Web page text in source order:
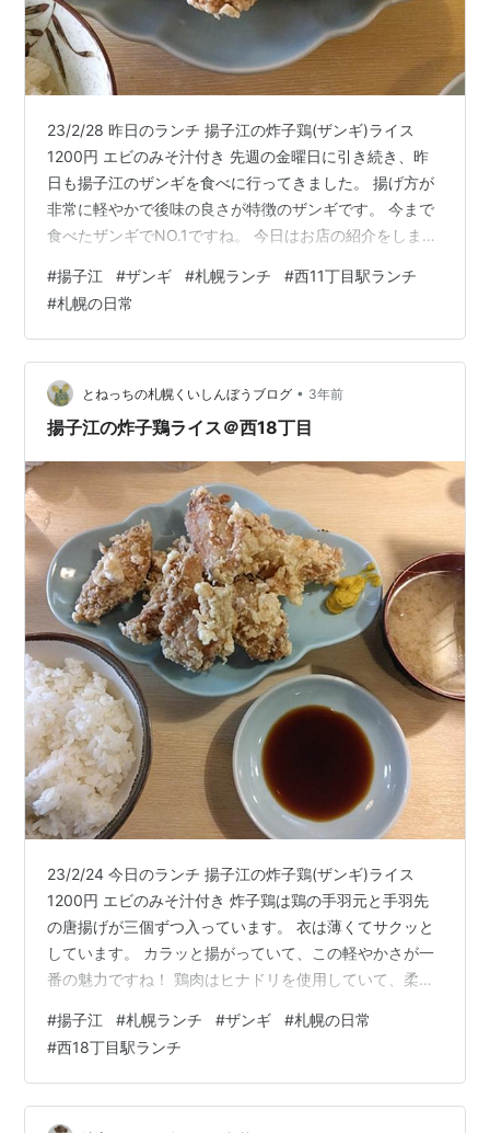
23/2/28 昨日のランチ 揚子江の炸子鶏(ザンギ)ライス
1200円 エビのみそ汁付き 先週の金曜日に引き続き、昨
日も揚子江のザンギを食べに行ってきました。 揚げ方が
非常に軽やかで後味の良さが特徴のザンギです。 今まで
食べたザンギでNO.1ですね。 今日はお店の紹介をしま
「黄金寿司」で別々のお店でした。 1979年に一つのお店
となり、中華とお寿司が両方食べれるハイブリッドなお
店となっています。 家族二代で営んでいるお店です。 意
思疎通の取れた無駄のない動きを見ながら、昭和の雰囲
気が残る店内で至福のランチタイムを過ごせます。 接客
全般を…
#揚子江 #ザンギ #札幌ランチ #西11丁目駅ランチ
#札幌の日常
とねっちの札幌くいしんぼうブログ • 3年前
揚子江の炸子鶏ライス＠西18丁目
23/2/24 今日のランチ 揚子江の炸子鶏(ザンギ)ライス
1200円 エビのみそ汁付き 炸子鶏は鶏の手羽元と手羽先
の唐揚げが三個ずつ入っています。 衣は薄くてサクッと
しています。 カラッと揚がっていて、この軽やかさが一
番の魅力ですね！ 鶏肉はヒナドリを使用していて、柔ら
までも良し、しょうゆをたっぷりからませて食べるのも
良しです。 最初は見た目のボリュームから完食できるか
な？と思いましたが、美味しくてアッという間に食べち
ゃいました。 外はサクサク、中はジューシー、カラッと
#揚子江 #札幌ランチ #ザンギ #札幌の日常
#西18丁目駅ランチ